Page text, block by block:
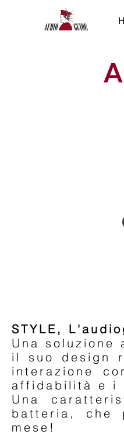
STYLE,
Una
il suo design
interazione
affidabilità e i
Una
batteria, che
mese!